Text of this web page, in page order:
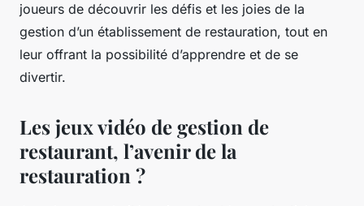
joueurs de découvrir les défis et les joies de la
gestion d’un établissement de restauration, tout en
leur offrant la possibilité d’apprendre et de se
divertir.
Les jeux vidéo de gestion de
restaurant, l’avenir de la
restauration ?